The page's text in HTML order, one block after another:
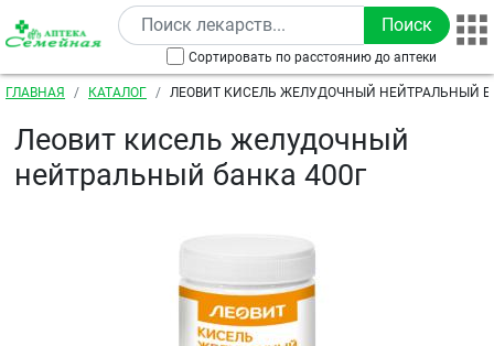
Перейти к основному содержанию
Сортировать по расстоянию до аптеки
Строка навигации
ГЛАВНАЯ КАТАЛОГ ЛЕОВИТ КИСЕЛЬ ЖЕЛУДОЧНЫЙ НЕЙТРАЛЬНЫЙ
Леовит кисель желудочный
нейтральный банка 400г